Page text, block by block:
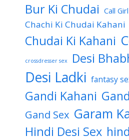
Bur Ki Chudai Call Girl
Chachi Ki Chudai Kahani
Chudai Ki Kahani
crossdresser sex Desi
Desi Ladki fantasy
Gandi Kahani
Gand Sex Garam
Hindi Desi Sex